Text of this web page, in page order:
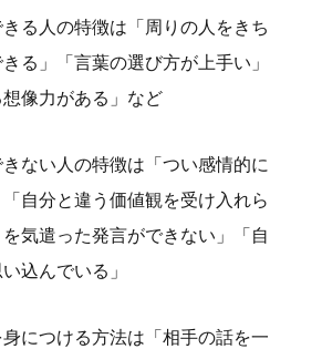
る人の特徴は「周りの人をきち
る」「言葉の選び方が上手い」
想像力がある」など
ない人の特徴は「つい感情的に
自分と違う価値観を受け入れら
気遣った発言ができない」「自
込んでいる」
につける方法は「相手の話を一